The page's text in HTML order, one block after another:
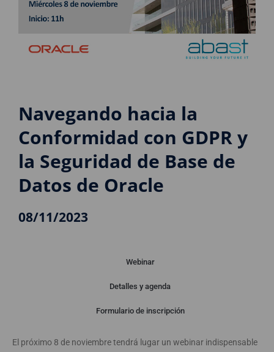
Navegando hacia la
Conformidad con GDPR y
la Seguridad de Base de
Datos de Oracle
08/11/2023
Webinar
Detalles y agenda
Formulario de inscripción
El próximo 8 de noviembre tendrá lugar un webinar indispensable